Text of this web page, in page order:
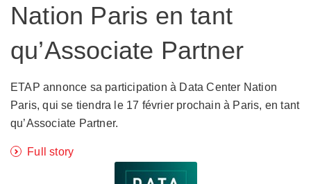
Nation Paris en tant
qu’Associate Partner
ETAP annonce sa participation à Data Center Nation
Paris, qui se tiendra le 17 février prochain à Paris, en tant
qu’Associate Partner.
Full story